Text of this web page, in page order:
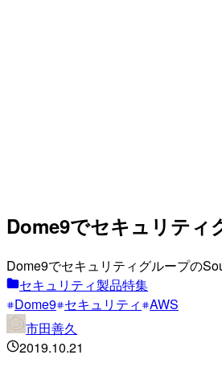
Dome9でセキュリティ
Dome9でセキュリティグループの
セキュリティ製品特集
Dome9 セキュリティ AWS
市田善久
2019.10.21